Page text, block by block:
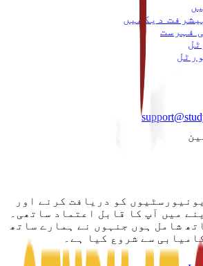
دیکھیں
فہرست
کو دریافت کرنے اور
میں آپ کا قابل اعتماد ساتھی۔
شامل ہوں جنہوں نے ہمارے ساتھ
سے شروع کیا ہے۔